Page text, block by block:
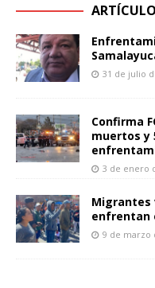
31 de julio
Confirma
muertos y
3 de enero
Migrantes
enfrentan
9 de marzo